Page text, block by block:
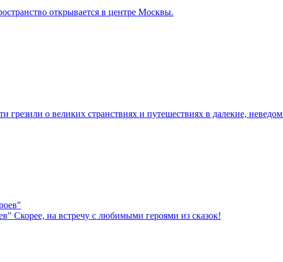
открывается в центре Москвы.
грезили о великих странствиях и путешествиях в далекие,
Скорее, на встречу с любимыми героями из сказок!